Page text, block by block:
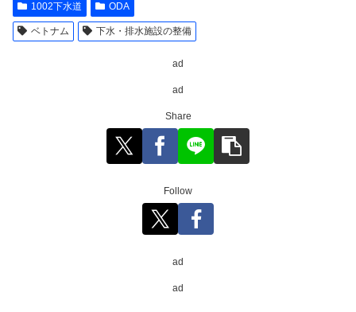
1002下水道 ODA
ベトナム 下水・排水施設の整備
ad
ad
Share
Follow
ad
ad